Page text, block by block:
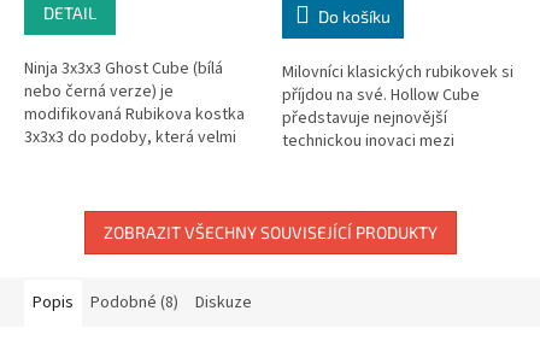
DETAIL
Ninja 3x3x3 Ghost Cube (bílá
nebo černá verze) je
modifikovaná Rubikova kostka
3x3x3 do podoby, která velmi
Do košíku
Milovníci klasických rubikovek si
příjdou na své. Hollow Cube
představuje nejnovější
technickou inovaci mezi
odhaluje,...
ZOBRAZIT VŠECHNY SOUVISEJÍCÍ PRODUKTY
Popis Podobné (8) Diskuze